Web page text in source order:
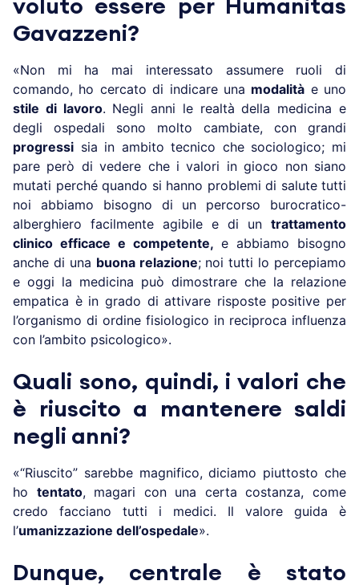
voluto essere per Humanitas
Gavazzeni?
«Non mi ha mai interessato assumere ruoli di
comando, ho cercato di indicare una modalità e uno
stile di lavoro. Negli anni le realtà della medicina e
degli ospedali sono molto cambiate, con grandi
progressi sia in ambito tecnico che sociologico; mi
pare però di vedere che i valori in gioco non siano
mutati perché quando si hanno problemi di salute tutti
noi abbiamo bisogno di un percorso burocratico-
alberghiero facilmente agibile e di un trattamento
clinico efficace e competente, e abbiamo bisogno
anche di una buona relazione; noi tutti lo percepiamo
e oggi la medicina può dimostrare che la relazione
empatica è in grado di attivare risposte positive per
l’organismo di ordine fisiologico in reciproca influenza
con l’ambito psicologico».
Quali sono, quindi, i valori che
è riuscito a mantenere saldi
negli anni?
«“Riuscito” sarebbe magnifico, diciamo piuttosto che
ho tentato, magari con una certa costanza, come
credo facciano tutti i medici. Il valore guida è
l’umanizzazione dell’ospedale».
Dunque, centrale è stato